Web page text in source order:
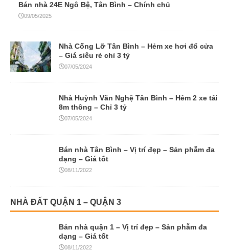
Bán nhà 24E Ngô Bệ, Tân Bình – Chính chủ
09/05/2025
Nhà Cống Lỡ Tân Bình – Hẻm xe hơi đổ cửa
– Giá siêu rẻ chỉ 3 tỷ
07/05/2024
Nhà Huỳnh Văn Nghệ Tân Bình – Hẻm 2 xe tải
8m thông – Chỉ 3 tỷ
07/05/2024
Bán nhà Tân Bình – Vị trí đẹp – Sản phẫm đa
dạng – Giá tốt
08/11/2022
NHÀ ĐẤT QUẬN 1 – QUẬN 3
Bán nhà quận 1 – Vị trí đẹp – Sản phẫm đa
dạng – Giá tốt
08/11/2022